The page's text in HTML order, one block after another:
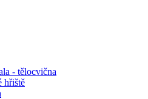
- tělocvična
hřiště